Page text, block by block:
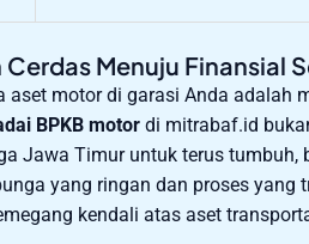
Menuju Finansial
aset motor di garasi Anda adalah
BPKB motor di mitrabaf.id
Jawa Timur untuk terus tumbuh,
yang ringan dan proses yang
kendali atas aset